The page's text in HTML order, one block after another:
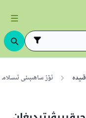
ئۆز ساھىبىنى